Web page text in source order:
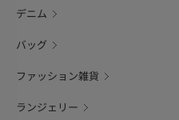
デニム
バッグ
ファッション雑貨
ランジェリー